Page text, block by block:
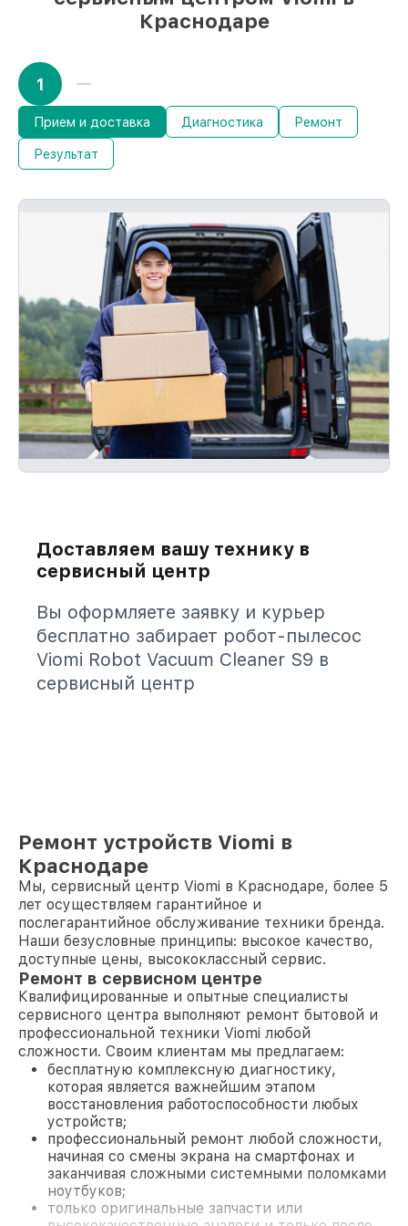
Краснодаре
1
Прием и доставка Диагностика Ремонт
Результат
Доставляем вашу технику в
сервисный центр
Вы оформляете заявку и курьер
бесплатно забирает робот-пылесос
Viomi Robot Vacuum Cleaner S9 в
сервисный центр
Ремонт устройств Viomi в
Краснодаре
Мы, сервисный центр Viomi в Краснодаре, более 5
лет осуществляем гарантийное и
послегарантийное обслуживание техники бренда.
Наши безусловные принципы: высокое качество,
доступные цены, высококлассный сервис.
Ремонт в сервисном центре
Квалифицированные и опытные специалисты
сервисного центра выполняют ремонт бытовой и
профессиональной техники Viomi любой
сложности. Своим клиентам мы предлагаем:
бесплатную комплексную диагностику,
которая является важнейшим этапом
восстановления работоспособности любых
устройств;
профессиональный ремонт любой сложности,
начиная со смены экрана на смартфонах и
заканчивая сложными системными поломками
ноутбуков;
только оригинальные запчасти или